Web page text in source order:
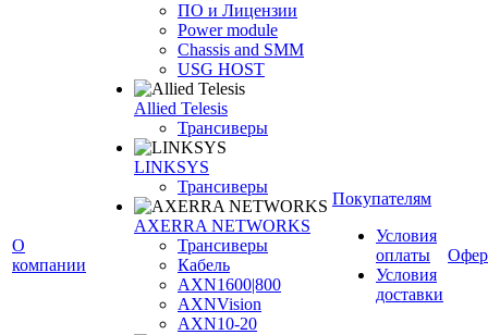
О
компании
ПО и Лицензии
Power module
Chassis and SMM
USG HOST
Allied Telesis
Трансиверы
LINKSYS
Трансиверы
AXERRA NETWORKS
Трансиверы
Кабель
AXN1600|800
AXNVision
AXN10-20
Покупателям
Условия
оплаты
Условия
доставки